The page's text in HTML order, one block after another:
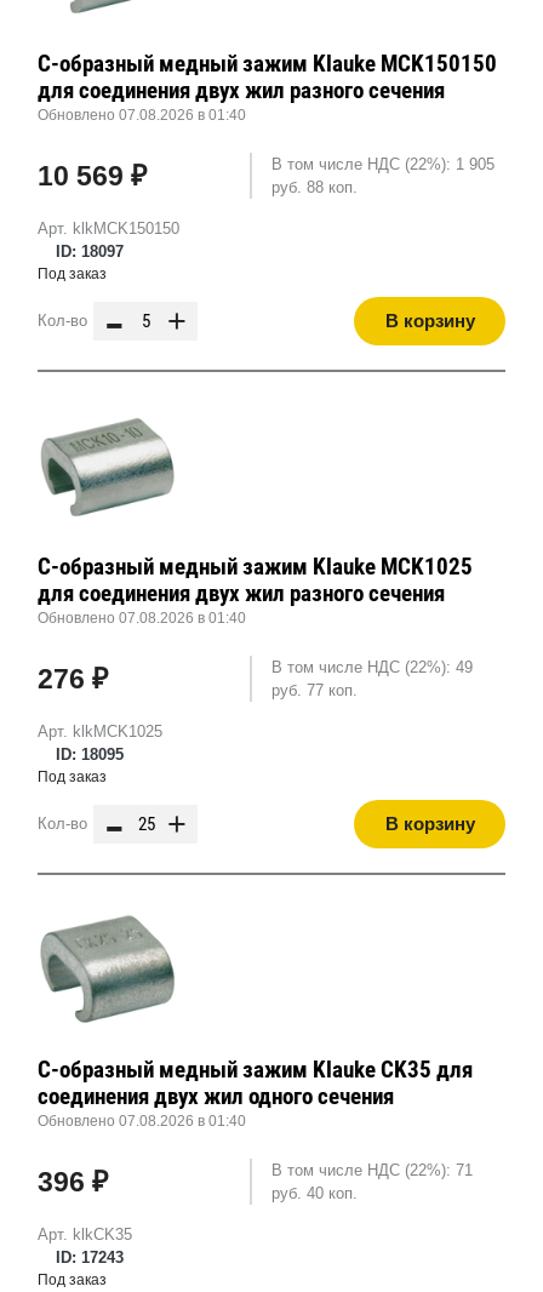
Арт. klkMCK150150
ID: 18097
С-образный медный зажим Klauke MCK150150
для соединения двух жил разного сечения
Обновлено 07.08.2026 в 01:40
10 569 ₽
В том числе НДС (22%): 1 905
руб. 88 коп.
Под заказ
Кол-во - + В корзину
Арт. klkMCK1025
ID: 18095
С-образный медный зажим Klauke MCK1025
для соединения двух жил разного сечения
Обновлено 07.08.2026 в 01:40
276 ₽
В том числе НДС (22%): 49
руб. 77 коп.
Под заказ
Кол-во - + В корзину
Арт. klkCK35
ID: 17243
С-образный медный зажим Klauke CK35 для
соединения двух жил одного сечения
Обновлено 07.08.2026 в 01:40
396 ₽
В том числе НДС (22%): 71
руб. 40 коп.
Под заказ